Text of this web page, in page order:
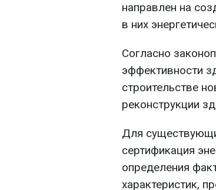
направлен на
в них
Согласно
эффективности
строительстве
реконструкции
Для
сертификация
определения
характеристик,